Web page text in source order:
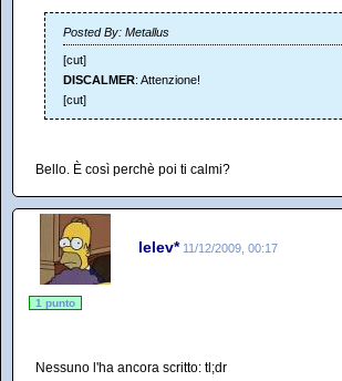
Posted By: Metallus
[cut]
DISCALMER: Attenzione!
[cut]
Bello. È così perchè poi ti calmi?
lelev* 11/12/2009, 00:17
1 punto
Nessuno l'ha ancora scritto: tl;dr